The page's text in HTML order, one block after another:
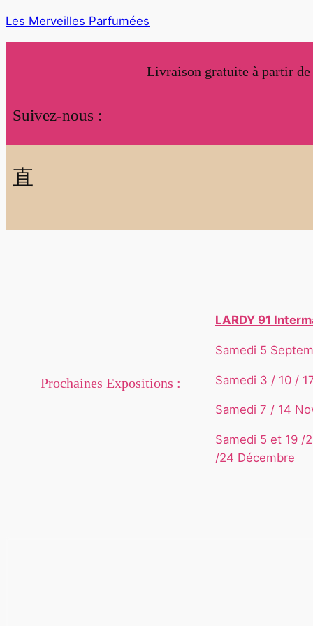
Les Merveilles Parfumées
Livraison gratuite à partir
Suivez-nous :
Prochaines Expositions :
LARDY 91
Samedi 5
Samedi 3 / 10 /
Samedi 7 / 14
Samedi 5 et 19 /
/24 Décembre